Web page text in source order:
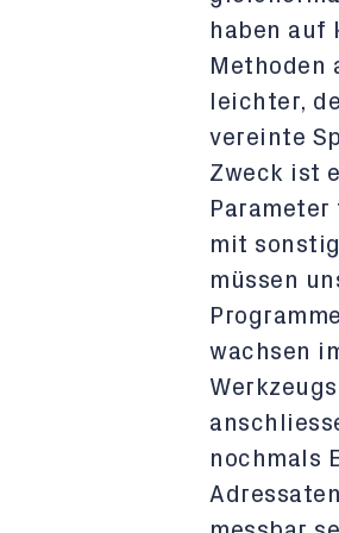
haben auf
Methoden
leichter,
vereinte
Zweck ist
mit
müssen
wachsen
nochmals